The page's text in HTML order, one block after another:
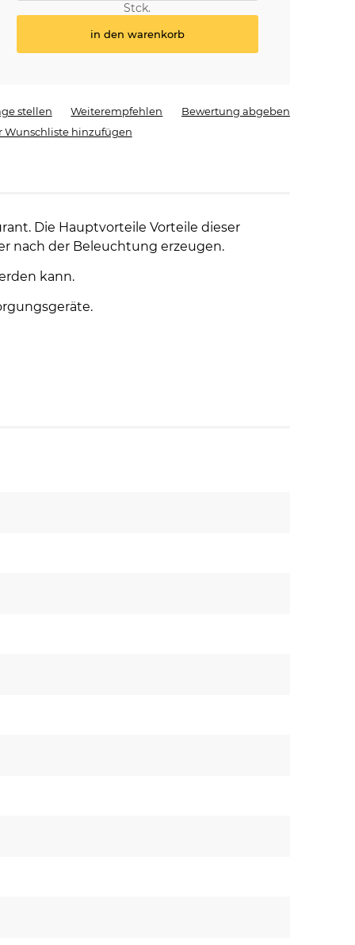
Stck.
in den warenkorb
stellen Weiterempfehlen
Bewertung abgeben
Wunschliste hinzufügen
Die Hauptvorteile Vorteile dieser
nach der Beleuchtung erzeugen.
kann.